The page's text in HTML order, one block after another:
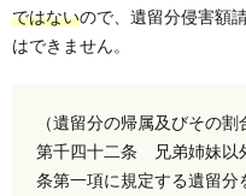
ではないので、遺留分侵害額
はできません。
（遺留分の帰属及びその割
第千四十二条 兄弟姉妹以
条第一項に規定する遺留分